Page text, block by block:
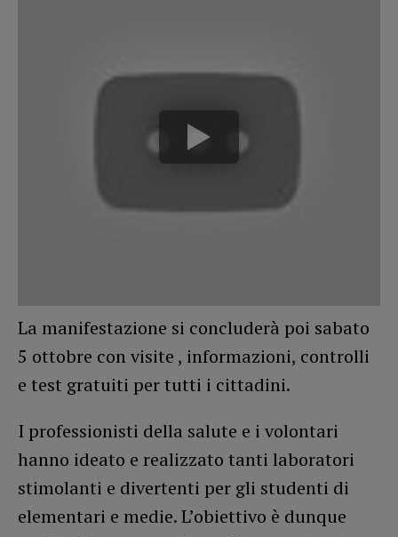
La manifestazione si concluderà poi sabato
5 ottobre con visite , informazioni, controlli
e test gratuiti per tutti i cittadini.
I professionisti della salute e i volontari
hanno ideato e realizzato tanti laboratori
stimolanti e divertenti per gli studenti di
elementari e medie. L’obiettivo è dunque